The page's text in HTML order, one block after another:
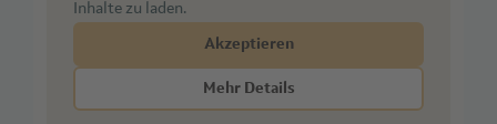
Videoinhalte anzeigen
Inhalte zu laden.
Akzeptieren
Mehr Details